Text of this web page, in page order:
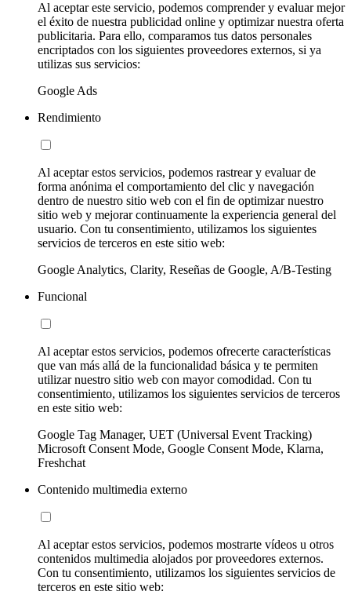
Al aceptar este servicio, podemos comprender y evaluar mejor
el éxito de nuestra publicidad online y optimizar nuestra oferta
publicitaria. Para ello, comparamos tus datos personales
encriptados con los siguientes proveedores externos, si ya
utilizas sus servicios:
Google Ads
Rendimiento
Al aceptar estos servicios, podemos rastrear y evaluar de
forma anónima el comportamiento del clic y navegación
dentro de nuestro sitio web con el fin de optimizar nuestro
sitio web y mejorar continuamente la experiencia general del
usuario. Con tu consentimiento, utilizamos los siguientes
servicios de terceros en este sitio web:
Google Analytics, Clarity, Reseñas de Google, A/B-Testing
Funcional
Al aceptar estos servicios, podemos ofrecerte características
que van más allá de la funcionalidad básica y te permiten
utilizar nuestro sitio web con mayor comodidad. Con tu
consentimiento, utilizamos los siguientes servicios de terceros
en este sitio web:
Google Tag Manager, UET (Universal Event Tracking)
Microsoft Consent Mode, Google Consent Mode, Klarna,
Freshchat
Contenido multimedia externo
Al aceptar estos servicios, podemos mostrarte vídeos u otros
contenidos multimedia alojados por proveedores externos.
Con tu consentimiento, utilizamos los siguientes servicios de
terceros en este sitio web: